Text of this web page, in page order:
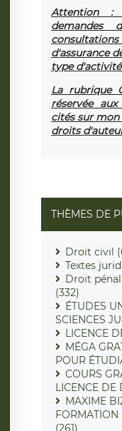
Attention :
demandes
d'assurance
type
La rubrique
réservée
cités sur
droits
THÈMES DE
Droit civil
Textes
Droit
(332)
ÉTUDES
SCIENCES
LICENCE
MÉGA
POUR
COURS
LICENCE DE
MAXIME
FORMATION
(261)